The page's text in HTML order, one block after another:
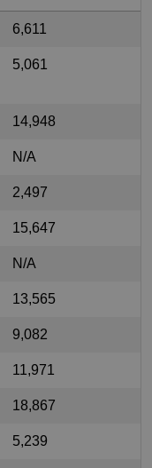
6,611
5,061
14,948
N/A
2,497
15,647
N/A
13,565
9,082
11,971
18,867
5,239